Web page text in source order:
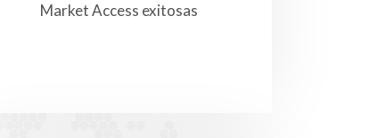
Market Access exitosas